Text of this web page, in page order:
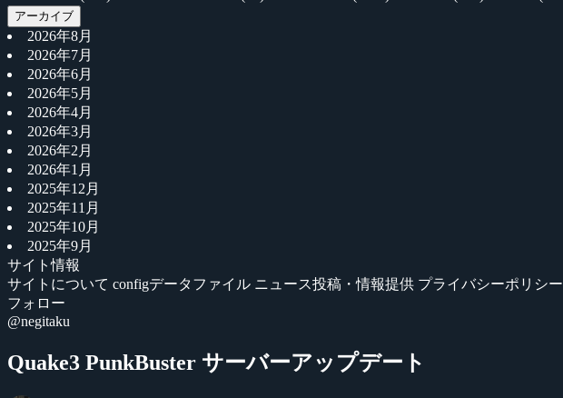
アーカイブ
2026年8月
2026年7月
2026年6月
2026年5月
2026年4月
2026年3月
2026年2月
2026年1月
2025年12月
2025年11月
2025年10月
2025年9月
サイト情報
サイトについて configデータファイル ニュース投稿・情報提供 プライバシーポリシー
フォロー
@negitaku
Quake3 PunkBuster サーバーアップデート